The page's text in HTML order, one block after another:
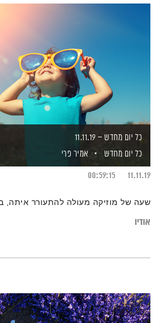
כל יום מחדש – 11.11.19
כל יום מחדש
אמיר פרי
11.11.19
00:59:15
שעה של מוזיקה מעולה להתעורר איתה,
אודיו